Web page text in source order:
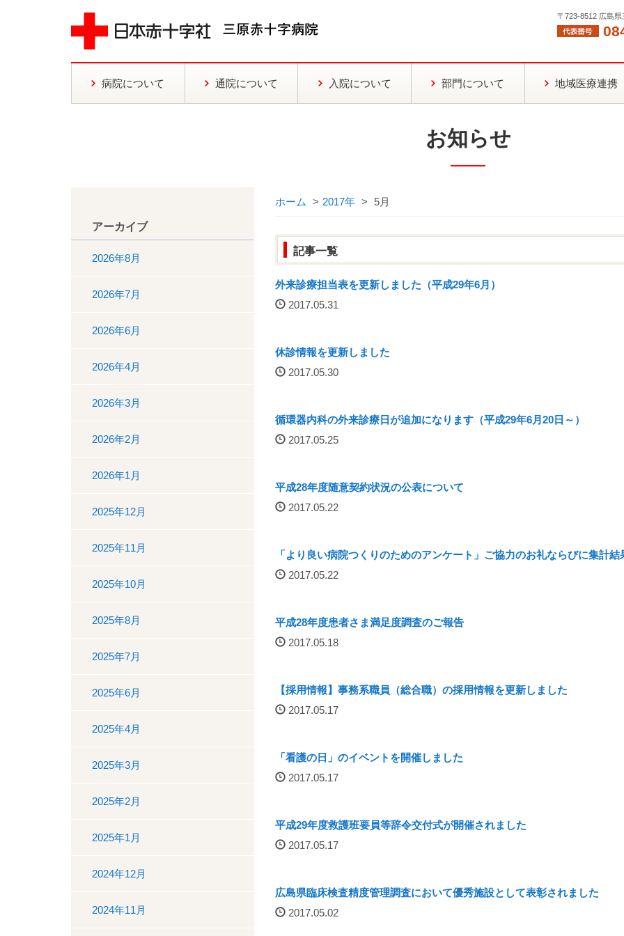
〒723-8512 広島
病院について 通院について 入院について 部門について 地域医療連携
お知らせ
ホーム > 2017年 > 5月
記事一覧
外来診療担当表を更新しました（平成29年6月）
2017.05.31
休診情報を更新しました
2017.05.30
循環器内科の外来診療日が追加になります（平成29年6月20日～）
2017.05.25
平成28年度随意契約状況の公表について
2017.05.22
「より良い病院つくりのためのアンケート」ご協力のお礼ならびに集計結
2017.05.22
平成28年度患者さま満足度調査のご報告
2017.05.18
【採用情報】事務系職員（総合職）の採用情報を更新しました
2017.05.17
「看護の日」のイベントを開催しました
2017.05.17
平成29年度救護班要員等辞令交付式が開催されました
2017.05.17
広島県臨床検査精度管理調査において優秀施設として表彰されました
2017.05.02
アーカイブ
2026年8月
2026年7月
2026年6月
2026年4月
2026年3月
2026年2月
2026年1月
2025年12月
2025年11月
2025年10月
2025年8月
2025年7月
2025年6月
2025年4月
2025年3月
2025年2月
2025年1月
2024年12月
2024年11月